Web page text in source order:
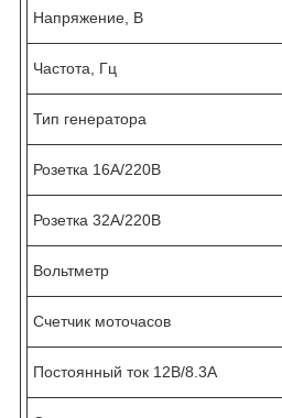
Напряжение, В
Частота, Гц
Тип генератора
Розетка 16А/220В
Розетка 32А/220В
Вольтметр
Счетчик моточасов
Постоянный ток 12В/8.3А